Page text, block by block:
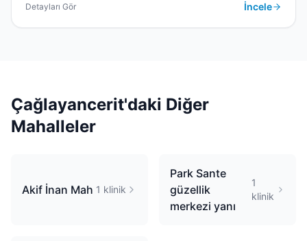
Detayları Gör İncele
Çağlayancerit'daki Diğer
Mahalleler
Akif İnan Mah 1 klinik
Park Sante
güzellik
merkezi yanı
1
klinik